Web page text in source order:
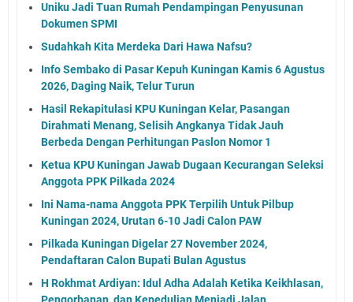
Uniku Jadi Tuan Rumah Pendampingan Penyusunan
Dokumen SPMI
Sudahkah Kita Merdeka Dari Hawa Nafsu?
Info Sembako di Pasar Kepuh Kuningan Kamis 6 Agustus
2026, Daging Naik, Telur Turun
Hasil Rekapitulasi KPU Kuningan Kelar, Pasangan
Dirahmati Menang, Selisih Angkanya Tidak Jauh
Berbeda Dengan Perhitungan Paslon Nomor 1
Ketua KPU Kuningan Jawab Dugaan Kecurangan Seleksi
Anggota PPK Pilkada 2024
Ini Nama-nama Anggota PPK Terpilih Untuk Pilbup
Kuningan 2024, Urutan 6-10 Jadi Calon PAW
Pilkada Kuningan Digelar 27 November 2024,
Pendaftaran Calon Bupati Bulan Agustus
H Rokhmat Ardiyan: Idul Adha Adalah Ketika Keikhlasan,